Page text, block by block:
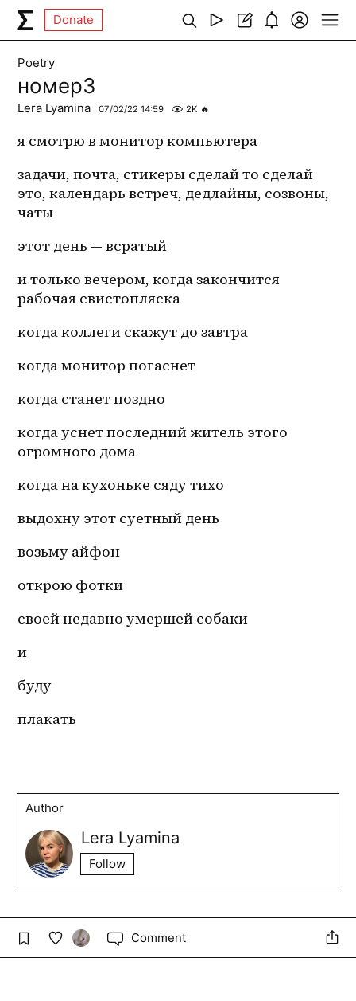
Donate
Poetry
номер3
Lera Lyamina 07/02/22 14:59 2K 🔥
я смотрю в монитор компьютера
задачи, почта, стикеры сделай то сделай
это, календарь встреч, дедлайны, созвоны,
чаты
этот день — всратый
и только вечером, когда закончится
рабочая свистопляска
когда коллеги скажут до завтра
когда монитор погаснет
когда станет поздно
когда уснет последний житель этого
огромного дома
когда на кухоньке сяду тихо
выдохну этот суетный день
возьму айфон
открою фотки
своей недавно умершей собаки
и
буду
плакать
Author
Lera Lyamina
Follow
Comment